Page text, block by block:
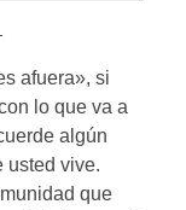
afuera», si
lo que va a
algún
usted vive.
que